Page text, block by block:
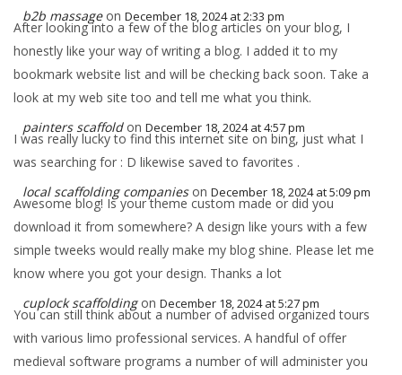
b2b massage on December 18, 2024 at 2:33 pm
After looking into a few of the blog articles on your blog, I
honestly like your way of writing a blog. I added it to my
bookmark website list and will be checking back soon. Take a
look at my web site too and tell me what you think.
painters scaffold on December 18, 2024 at 4:57 pm
I was really lucky to find this internet site on bing, just what I
was searching for : D likewise saved to favorites .
local scaffolding companies on December 18, 2024 at 5:09 pm
Awesome blog! Is your theme custom made or did you
download it from somewhere? A design like yours with a few
simple tweeks would really make my blog shine. Please let me
know where you got your design. Thanks a lot
cuplock scaffolding on December 18, 2024 at 5:27 pm
You can still think about a number of advised organized tours
with various limo professional services. A handful of offer
medieval software programs a number of will administer you